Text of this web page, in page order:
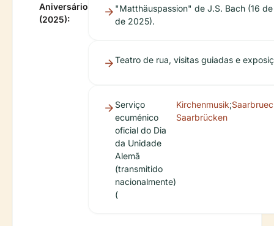
Aniversário
(2025):
"Matthäuspassion" de J.S. Bach (16
de 2025).
Teatro de rua, visitas guiadas e
Serviço
ecuménico
oficial do Dia
da Unidade
Alemã
(transmitido
nacionalmente)
(
Kirchenmusik
Saarbrücken
;